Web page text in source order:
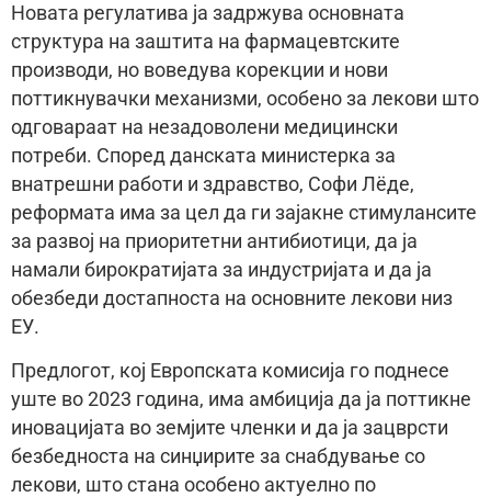
Новата регулатива ја задржува основната
структура на заштита на фармацевтските
производи, но воведува корекции и нови
поттикнувачки механизми, особено за лекови што
одговараат на незадоволени медицински
потреби. Според данската министерка за
внатрешни работи и здравство, Софи Лёде,
реформата има за цел да ги зајакне стимулансите
за развој на приоритетни антибиотици, да ја
намали бирократијата за индустријата и да ја
обезбеди достапноста на основните лекови низ
ЕУ.
Предлогот, кој Европската комисија го поднесе
уште во 2023 година, има амбиција да ја поттикне
иновацијата во земјите членки и да ја зацврсти
безбедноста на синџирите за снабдување со
лекови, што стана особено актуелно по